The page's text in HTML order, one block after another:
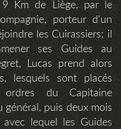
9 Km de Liège, par le
porteur d'un
les Cuirassiers; il
ses Guides au
Lucas prend alors
lesquels sont placés
ordres du Capitaine
général, puis deux mois
lequel les Guides